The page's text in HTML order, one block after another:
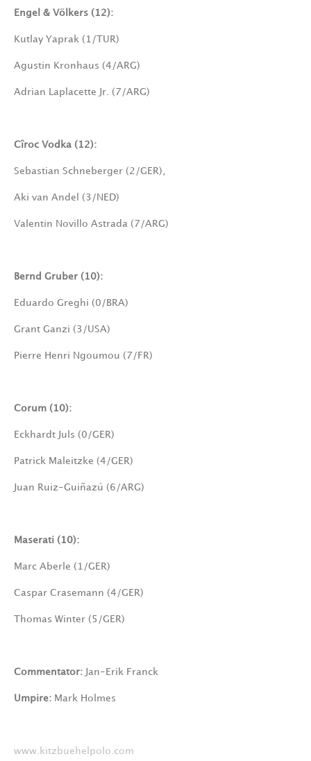
Engel & Völkers (12):
Kutlay Yaprak (1/TUR)
Agustin Kronhaus (4/ARG)
Adrian Laplacette Jr. (7/ARG)
Cîroc Vodka (12):
Sebastian Schneberger (2/GER),
Aki van Andel (3/NED)
Valentin Novillo Astrada (7/ARG)
Bernd Gruber (10):
Eduardo Greghi (0/BRA)
Grant Ganzi (3/USA)
Pierre Henri Ngoumou (7/FR)
Corum (10):
Eckhardt Juls (0/GER)
Patrick Maleitzke (4/GER)
Juan Ruiz-Guiñazú (6/ARG)
Maserati (10):
Marc Aberle (1/GER)
Caspar Crasemann (4/GER)
Thomas Winter (5/GER)
Commentator: Jan-Erik Franck
Umpire: Mark Holmes
www.kitzbuehelpolo.com